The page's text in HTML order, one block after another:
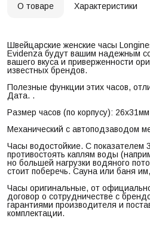
О товаре Характеристики
Швейцарские женские часы
Evidenza будут вашим надежным
вашего вкуса и приверженности
известных брендов.
Полезные функции этих часов,
Дата. .
Размер часов (по корпусу):
Механический с автоподзаводом
Часы водостойкие. С показателем
противостоять каплям воды
но большей нагрузки водяного
стоит поберечь. Сауна или баня
Часы оригинальные, от
договор о сотрудничестве с
гарантиями производителя и
комплектации.